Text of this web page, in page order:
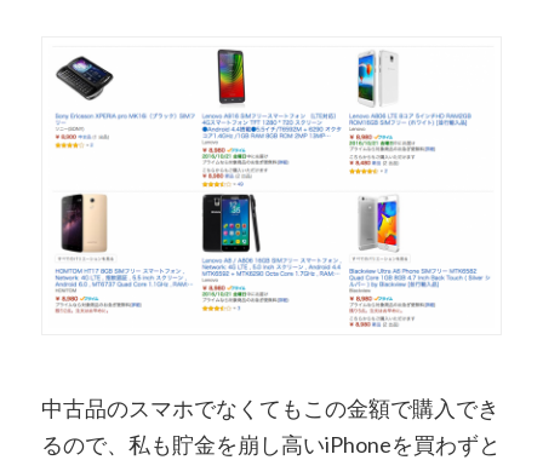
中古品のスマホでなくてもこの金額で購入でき
るので、私も貯金を崩し高いiPhoneを買わずと